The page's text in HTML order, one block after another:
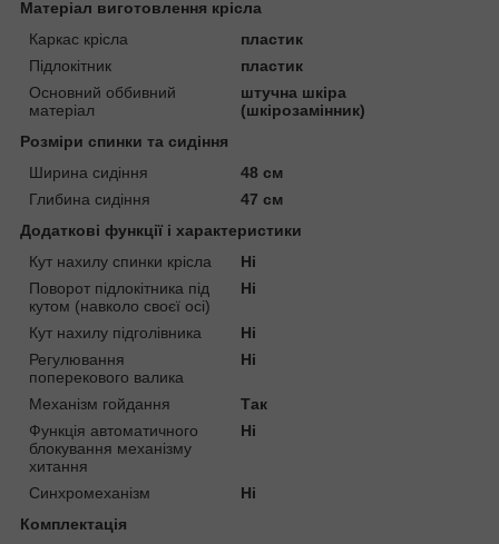
Матеріал виготовлення крісла
Каркас крісла
пластик
Підлокітник
пластик
Основний оббивний
матеріал
штучна шкіра
(шкірозамінник)
Розміри спинки та сидіння
Ширина сидіння
48 см
Глибина сидіння
47 см
Додаткові функції і характеристики
Кут нахилу спинки крісла
Ні
Поворот підлокітника під
кутом (навколо своєї осі)
Ні
Кут нахилу підголівника
Ні
Регулювання
поперекового валика
Ні
Механізм гойдання
Так
Функція автоматичного
блокування механізму
хитання
Ні
Синхромеханізм
Ні
Комплектація